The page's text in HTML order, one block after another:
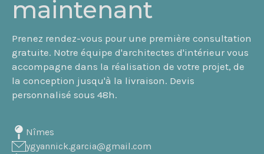
maintenant
Prenez rendez-vous pour une première consultation
gratuite. Notre équipe d'architectes d'intérieur vous
accompagne dans la réalisation de votre projet, de
la conception jusqu'à la livraison. Devis
personnalisé sous 48h.
Nîmes
ygyannick.garcia@gmail.com